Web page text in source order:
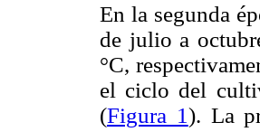
En la segunda
de julio a
°C,
el ciclo del
(Figura 1). La